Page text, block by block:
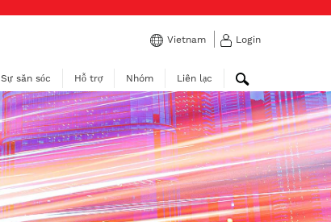
Vietnam Login
Sự săn sóc Hỗ trợ Nhóm Liên lạc